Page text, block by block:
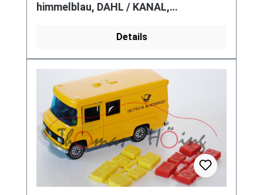
himmelblau, DAHL / KANAL,
Details